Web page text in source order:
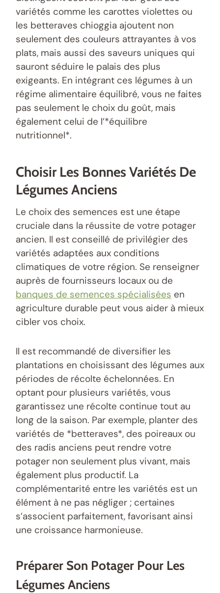
variétés comme les carottes violettes ou
les betteraves chioggia ajoutent non
seulement des couleurs attrayantes à vos
plats, mais aussi des saveurs uniques qui
sauront séduire le palais des plus
exigeants. En intégrant ces légumes à un
régime alimentaire équilibré, vous ne faites
pas seulement le choix du goût, mais
également celui de l’*équilibre
nutritionnel*.
Choisir Les Bonnes Variétés De
Légumes Anciens
Le choix des semences est une étape
cruciale dans la réussite de votre potager
ancien. Il est conseillé de privilégier des
variétés adaptées aux conditions
climatiques de votre région. Se renseigner
auprès de fournisseurs locaux ou de
banques de semences spécialisées en
agriculture durable peut vous aider à mieux
cibler vos choix.
Il est recommandé de diversifier les
plantations en choisissant des légumes aux
périodes de récolte échelonnées. En
optant pour plusieurs variétés, vous
garantissez une récolte continue tout au
long de la saison. Par exemple, planter des
variétés de *betteraves*, des poireaux ou
des radis anciens peut rendre votre
potager non seulement plus vivant, mais
également plus productif. La
complémentarité entre les variétés est un
élément à ne pas négliger ; certaines
s’associent parfaitement, favorisant ainsi
une croissance harmonieuse.
Préparer Son Potager Pour Les
Légumes Anciens